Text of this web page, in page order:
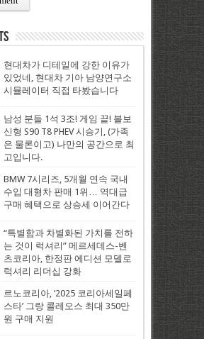
현대차가 디테일에 강한 이유가
있었네, 현대차 기아 남양연구소
시뮬레이터 직접 타봤습니다
남성 분들 1석 3조! 게임 끝! 볼보
신형 S90 T8 PHEV 시승기, (가족
은 물론이고) 나만의 공간으로 최
고입니다.
BMW 7시리즈, 5개월 연속 국내
수입 대형차 판매 1위… 역대급
구매 혜택으로 상승세 이어간다
“특별함과 차별화된 가치를 전하
는 것이 럭셔리” 메르세데스-벤
츠코리아, 한정판 에디션 모델로
럭셔리 리더십 강화
르노코리아, ‘2025 코리아세일페
스타’ 그랑 콜레오스 최대 350만
원 구매 지원